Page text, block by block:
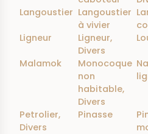
Langoustier Langoustier
à vivier
Ligneur
Ligneur,
Divers
Malamok
Monocoque
non
habitable,
Divers
Petrolier,
Divers
Pinasse